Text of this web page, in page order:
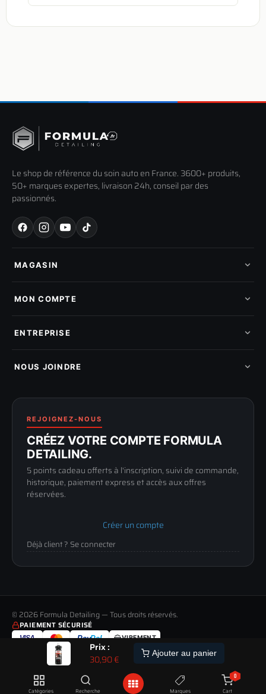
Prix :
30,90€ Ajouter au panier
Catégories Recherche Marques
0
Cart
TOUS LES MODES DE LIVRAISON
POUR CETTE COMMANDE :
Livré à partir du 10 Aout
MOYENS DE PAIEMENT ACCEPTÉS
PAIEMENT 100% SÉCURISÉ
Transactions chiffrées via Revolut et PayPal, 3D Secure
JUSQU'À 60 JOURS POUR CHANGER D'AVIS
SATISFAIT OU REMBOURSÉ
14 JOURS
PREVENU
Le shop de référence du soin auto en France. 3600+ produits,
50+ marques expertes, livraison 24h, conseil par des
passionnés.
MAGASIN
Nos marques
Pads de polissage
Pièces détachées
MON COMPTE
Mes tickets SAV
Mon parrainage
Programme fidelite
ENTREPRISE
Compte pro
Politique de retour
Conditions générales
Mentions légales
Confidentialité
NOUS JOINDRE
89100 SENS
03 73 61 02 02
Lun-Ven
9h-12h / 14h-17h
REJOIGNEZ-NOUS
CRÉEZ VOTRE COMPTE FORMULA
DETAILING.
5 points cadeau offerts à l'inscription, suivi de commande,
historique, paiement express et accès aux offres
réservées.
Créer un compte
Déjà client ? Se connecter
PAIEMENT SÉCURISÉ
VISA PayPal VIREMENT
© 2026 Formula Detailing — Tous droits réservés.